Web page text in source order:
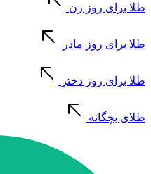
طلا برای روز زن
طلا برای روز مادر
طلا برای روز دختر
طلای بچگانه